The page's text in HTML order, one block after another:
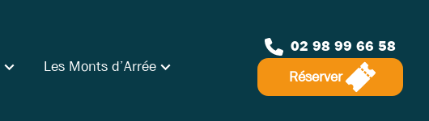
Les Monts d’Arrée
02 98 99 66 58
Réserver